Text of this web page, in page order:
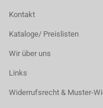
Kontakt
Kataloge/ Preislisten
Wir über uns
Links
Widerrufsrecht & Muster-